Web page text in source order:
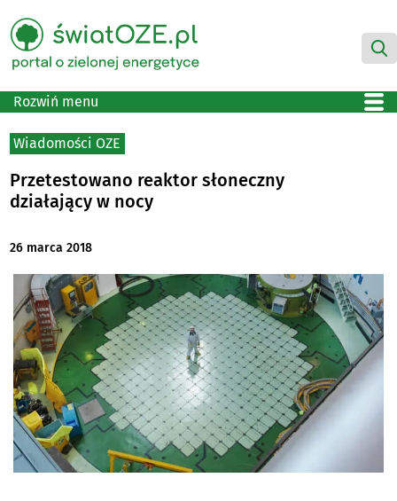
Rozwiń menu
Wiadomości OZE
Przetestowano reaktor słoneczny
działający w nocy
26 marca 2018